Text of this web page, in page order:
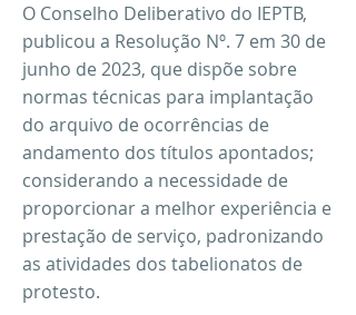
O Conselho Deliberativo do IEPTB,
publicou a Resolução Nº. 7 em 30 de
junho de 2023, que dispõe sobre
normas técnicas para implantação
do arquivo de ocorrências de
andamento dos títulos apontados;
considerando a necessidade de
proporcionar a melhor experiência e
prestação de serviço, padronizando
as atividades dos tabelionatos de
protesto.